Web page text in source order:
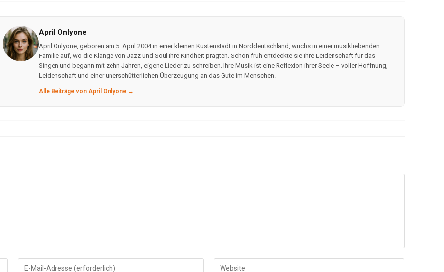
April Onlyone
April Onlyone, geboren am 5. April 2004 in einer kleinen Küstenstadt in Norddeutschland, wuchs in einer musikliebenden
Familie auf, wo die Klänge von Jazz und Soul ihre Kindheit prägten. Schon früh entdeckte sie ihre Leidenschaft für das
Singen und begann mit zehn Jahren, eigene Lieder zu schreiben. Ihre Musik ist eine Reflexion ihrer Seele – voller Hoffnung,
Leidenschaft und einer unerschütterlichen Überzeugung an das Gute im Menschen.
Alle Beiträge von April Onlyone →
Gib Gib